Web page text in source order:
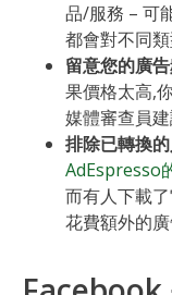
品/服務 – 可
都會對不同類
留意您的廣
果價格太高,
媒體審查員
排除已轉換的
AdEspresso
而有人下載
花費額外的廣